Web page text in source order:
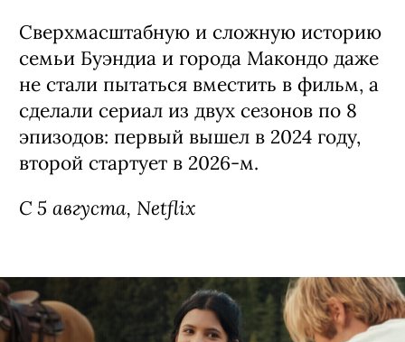
Сверхмасштабную и сложную историю
семьи Буэндиа и города Макондо даже
не стали пытаться вместить в фильм, а
сделали сериал из двух сезонов по 8
эпизодов: первый вышел в 2024 году,
второй стартует в 2026-м.
С 5 августа, Netflix